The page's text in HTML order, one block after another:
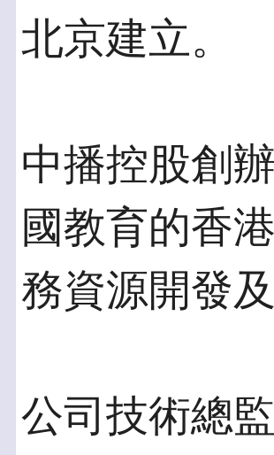
北京建立。
中播控股創
國教育的香
務資源開發
公司技術總